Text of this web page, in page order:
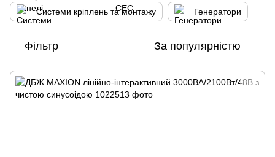
Системи кріплень та монтажу Генератори
Фільтр За популярністю